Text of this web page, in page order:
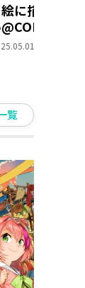
に描いた餅
第
覧